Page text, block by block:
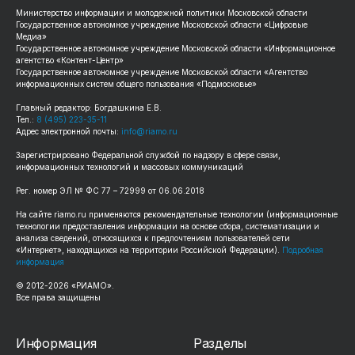
Министерство информации и молодежной политики Московской области
Государственное автономное учреждение Московской области «Цифровые
Медиа»
Государственное автономное учреждение Московской области «Информационное
агентство «Контент-Центр»
Государственное автономное учреждение Московской области «Агентство
информационных систем общего пользования «Подмосковье»
Главный редактор: Богдашкина Е.В.
Тел.: 8 (495) 223-35-11
Адрес электронной почты: info@riamo.ru
Зарегистрировано Федеральной службой по надзору в сфере связи,
информационных технологий и массовых коммуникаций
Рег. номер ЭЛ № ФС 77 – 72999 от 06.06.2018
На сайте riamo.ru применяются рекомендательные технологии (информационные
технологии предоставления информации на основе сбора, систематизации и
анализа сведений, относящихся к предпочтениям пользователей сети
«Интернет», находящихся на территории Российской Федерации). Подробная
информация
© 2012-2026 «РИАМО».
Все права защищены
Информация Разделы